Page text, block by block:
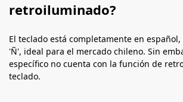
retroiluminado?
El teclado está completamente en
'Ñ', ideal para el mercado chileno. Sin
específico no cuenta con la función de
teclado.